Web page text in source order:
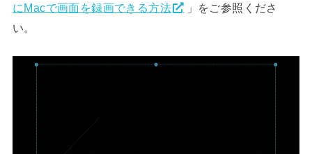
にMacで画面を録画できる方法
」をご参照くださ
い。